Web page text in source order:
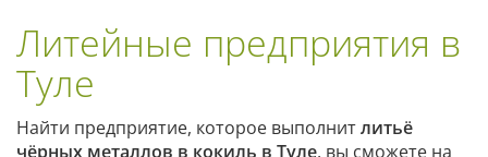
Литейные предприятия в
Туле
Найти предприятие, которое выполнитлитьё
чёрных металлов в кокиль в Туле, вы сможете на